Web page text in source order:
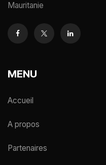
Mauritanie
MENU
Accueil
A propos
Partenaires